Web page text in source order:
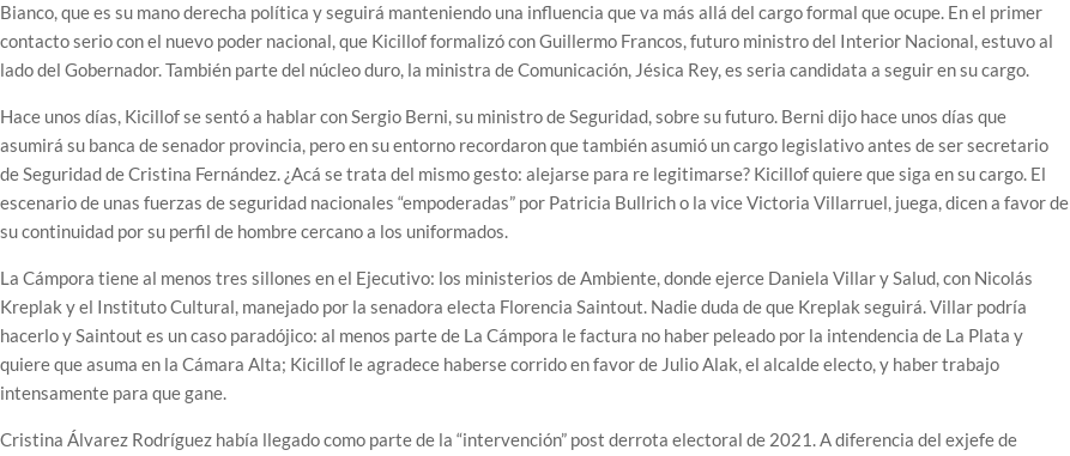
Bianco, que es su mano derecha política y seguirá manteniendo una influencia que va más allá del cargo formal que ocupe. En el primer
contacto serio con el nuevo poder nacional, que Kicillof formalizó con Guillermo Francos, futuro ministro del Interior Nacional, estuvo al
lado del Gobernador. También parte del núcleo duro, la ministra de Comunicación, Jésica Rey, es seria candidata a seguir en su cargo.
Hace unos días, Kicillof se sentó a hablar con Sergio Berni, su ministro de Seguridad, sobre su futuro. Berni dijo hace unos días que
asumirá su banca de senador provincia, pero en su entorno recordaron que también asumió un cargo legislativo antes de ser secretario
de Seguridad de Cristina Fernández. ¿Acá se trata del mismo gesto: alejarse para re legitimarse? Kicillof quiere que siga en su cargo. El
escenario de unas fuerzas de seguridad nacionales “empoderadas” por Patricia Bullrich o la vice Victoria Villarruel, juega, dicen a favor de
su continuidad por su perfil de hombre cercano a los uniformados.
La Cámpora tiene al menos tres sillones en el Ejecutivo: los ministerios de Ambiente, donde ejerce Daniela Villar y Salud, con Nicolás
Kreplak y el Instituto Cultural, manejado por la senadora electa Florencia Saintout. Nadie duda de que Kreplak seguirá. Villar podría
hacerlo y Saintout es un caso paradójico: al menos parte de La Cámpora le factura no haber peleado por la intendencia de La Plata y
quiere que asuma en la Cámara Alta; Kicillof le agradece haberse corrido en favor de Julio Alak, el alcalde electo, y haber trabajo
intensamente para que gane.
Cristina Álvarez Rodríguez había llegado como parte de la “intervención” post derrota electoral de 2021. A diferencia del exjefe de